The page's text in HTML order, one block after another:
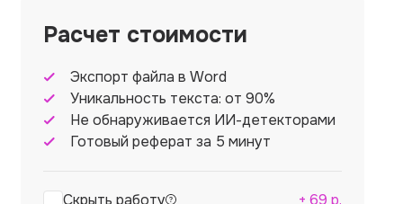
Расчет стоимости
Экспорт файла в Word
Уникальность текста: от 90%
Не обнаруживается ИИ-детекторами
Готовый реферат за 5 минут
Скрыть работу + 69 р.